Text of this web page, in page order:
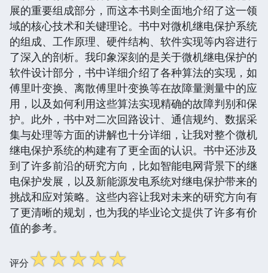
展的重要组成部分，而这本书则全面地介绍了这一领
域的核心技术和关键理论。书中对微机继电保护系统
的组成、工作原理、硬件结构、软件实现等内容进行
了深入的剖析。我印象深刻的是关于微机继电保护的
软件设计部分，书中详细介绍了各种算法的实现，如
傅里叶变换、离散傅里叶变换等在故障量测量中的应
用，以及如何利用这些算法实现精确的故障判别和保
护。此外，书中对二次回路设计、通信规约、数据采
集与处理等方面的讲解也十分详细，让我对整个微机
继电保护系统的构建有了更全面的认识。书中还涉及
到了许多前沿的研究方向，比如智能电网背景下的继
电保护发展，以及新能源发电系统对继电保护带来的
挑战和应对策略。这些内容让我对未来的研究方向有
了更清晰的规划，也为我的毕业论文提供了许多有价
值的参考。
评分☆☆☆☆☆